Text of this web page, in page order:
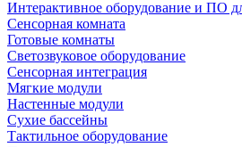
Интерактивное оборудование и ПО
Сенсорная комната
Готовые комнаты
Светозвуковое оборудование
Сенсорная интеграция
Мягкие модули
Настенные модули
Сухие бассейны
Тактильное оборудование